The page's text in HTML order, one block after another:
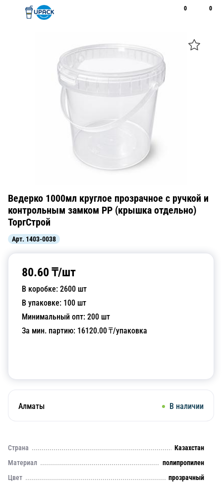
0 0
Ведерко 1000мл круглое прозрачное с ручкой и
контрольным замком PP (крышка отдельно)
ТоргСтрой
Арт. 1403-0038
80.60 ₸/шт
В коробке: 2600 шт
В упаковке: 100 шт
Минимальный опт: 200 шт
За мин. партию: 16120.00₸/упаковка
Алматы В наличии
Страна
Казахстан
Материал
полипропилен
Цвет
прозрачный